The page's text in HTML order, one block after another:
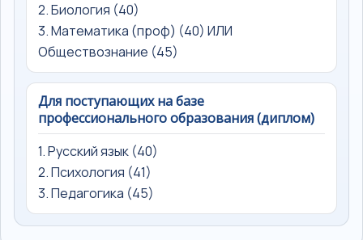
2. Биология (40)
3. Математика (проф) (40) ИЛИ
Обществознание (45)
Для поступающих на базе
профессионального образования (диплом)
1. Русский язык (40)
2. Психология (41)
3. Педагогика (45)